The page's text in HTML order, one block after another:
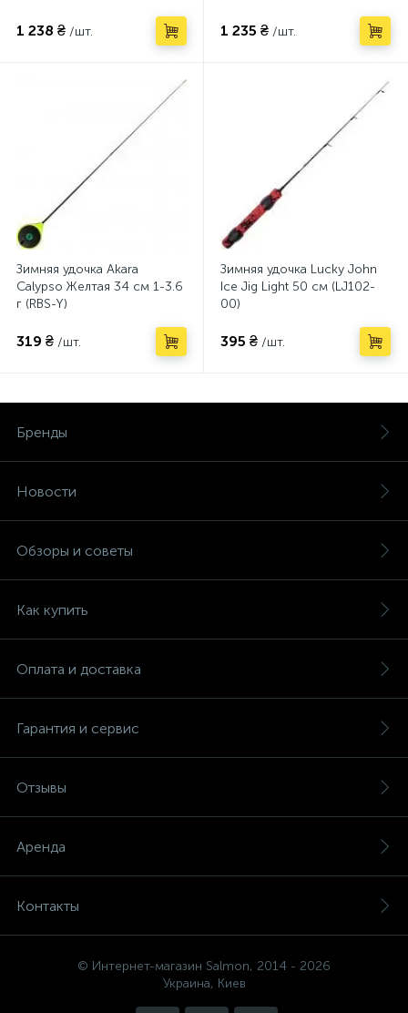
1 238 ₴ /шт. 1 235 ₴ /шт.
Зимняя удочка Akara
Calypso Желтая 34 см 1-3.6
г (RBS-Y)
319 ₴ /шт.
Зимняя удочка Lucky John
Ice Jig Light 50 см (LJ102-
00)
395 ₴ /шт.
Бренды
Новости
Обзоры и советы
Как купить
Оплата и доставка
Гарантия и сервис
Отзывы
Аренда
Контакты
© Интернет-магазин Salmon, 2014 - 2026
Украина, Киев